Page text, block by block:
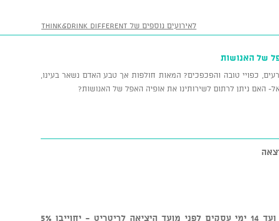
לאירועים נוספים של Think&Drink Different
של האנושות
כפויי טובה והפכפכים? המאות חולפות אך טבע האדם נשאר בעינו,
האם ניתן לרתום לשירותינו את אופיה האפל של האנושות?
הזמנה שתבוטל (בכתב) מרגע ההזמנה ועד 14 ימי עסקים לפני מועד היציאה לריטריט - יחוייבו 5%